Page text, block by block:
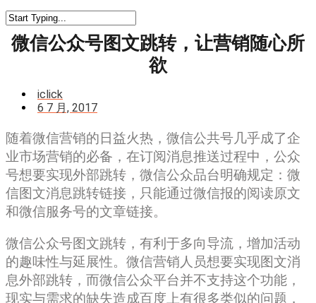
微信公众号图文跳转，让营销随心所
欲
iclick
6 7 月, 2017
随着微信营销的日益火热，微信公共号几乎成了企
业市场营销的必备，在订阅消息推送过程中，公众
号想要实现外部跳转，微信公众品台明确规定：微
信图文消息跳转链接，只能通过微信报的阅读原文
和微信服务号的文章链接。
微信公众号图文跳转，有利于多向导流，增加活动
的趣味性与延展性。微信营销人员想要实现图文消
息外部跳转，而微信公众平台并不支持这个功能，
现实与需求的缺失造成百度上有很多类似的问题，